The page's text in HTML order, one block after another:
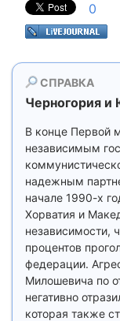
0
СПРАВКА
Черногория и
В конце Первой
независимым
надежным
начале 1990-х
Хорватия и
независимости,
процентов
федерации.
Милошевича по
негативно
которая также